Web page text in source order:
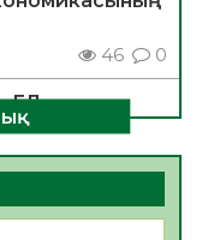
46 0
ЕЛ
43 0